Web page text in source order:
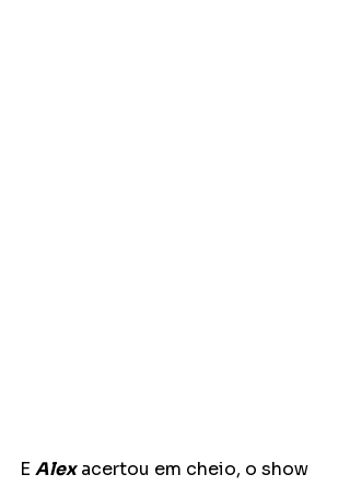
E Alex acertou em cheio, o show